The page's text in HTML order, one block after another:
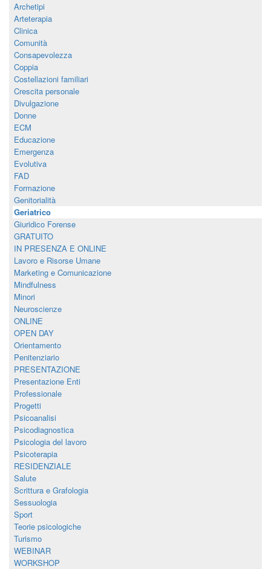
Archetipi
Arteterapia
Clinica
Comunità
Consapevolezza
Coppia
Costellazioni familiari
Crescita personale
Divulgazione
Donne
ECM
Educazione
Emergenza
Evolutiva
FAD
Formazione
Genitorialità
Geriatrico
Giuridico Forense
GRATUITO
IN PRESENZA E ONLINE
Lavoro e Risorse Umane
Marketing e Comunicazione
Mindfulness
Minori
Neuroscienze
ONLINE
OPEN DAY
Orientamento
Penitenziario
PRESENTAZIONE
Presentazione Enti
Professionale
Progetti
Psicoanalisi
Psicodiagnostica
Psicologia del lavoro
Psicoterapia
RESIDENZIALE
Salute
Scrittura e Grafologia
Sessuologia
Sport
Teorie psicologiche
Turismo
WEBINAR
WORKSHOP